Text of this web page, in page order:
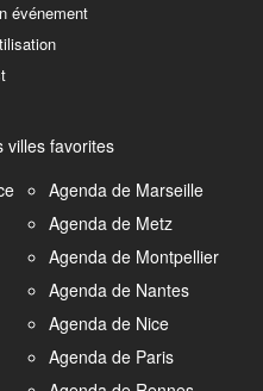
événement
villes favorites
Agenda de Marseille
Agenda de Metz
Agenda de Montpellier
Agenda de Nantes
Agenda de Nice
Agenda de Paris